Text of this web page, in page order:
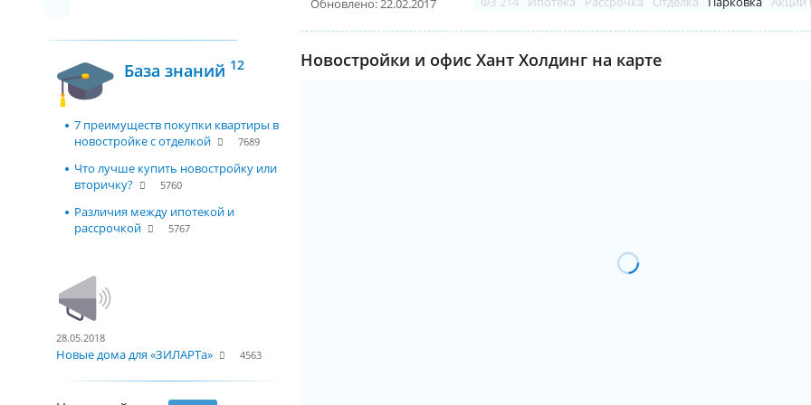
База знаний 12
7 преимуществ покупки квартиры в
новостройке с отделкой
7689
Что лучше купить новостройку или
вторичку?
5760
Различия между ипотекой и
рассрочкой
5767
28.05.2018
Новые дома для «ЗИЛАРТа» 4563
Обновлено: 22.02.2017
Новостройки и офис Хант Холдинг на карте